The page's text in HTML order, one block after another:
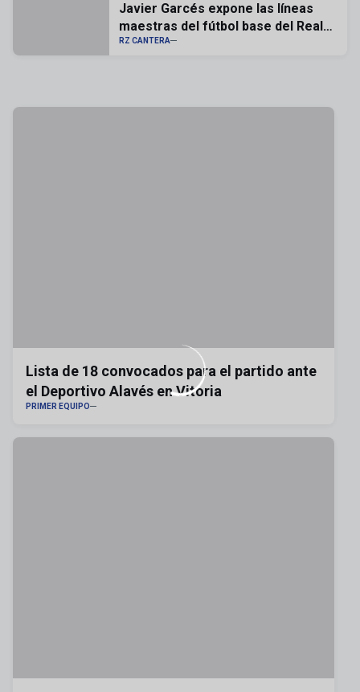
Javier Garcés expone las líneas
maestras del fútbol base del Real
Zaragoza
RZ CANTERA
Lista de 18 convocados para el partido ante
el Deportivo Alavés en Vitoria
PRIMER EQUIPO